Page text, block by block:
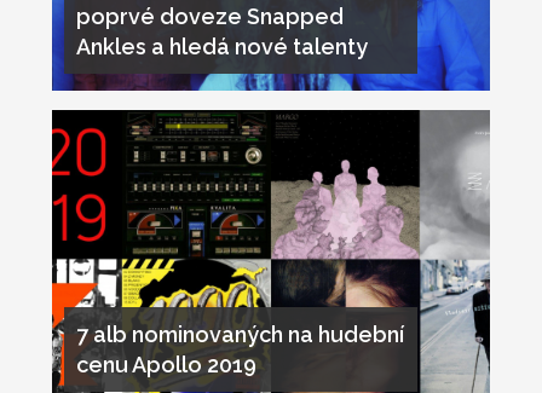
poprvé doveze Snapped
Ankles a hledá nové talenty
7 alb nominovaných na hudební
cenu Apollo 2019